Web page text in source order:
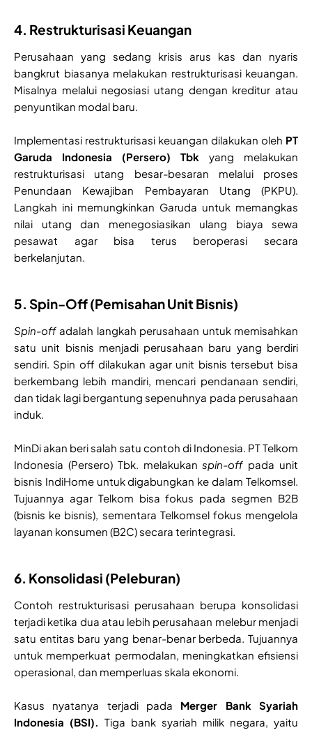
4. Restrukturisasi Keuangan
Perusahaan yang sedang krisis arus kas dan nyaris
bangkrut biasanya melakukan restrukturisasi keuangan.
Misalnya melalui negosiasi utang dengan kreditur atau
penyuntikan modal baru.
Implementasi restrukturisasi keuangan dilakukan oleh PT
Garuda Indonesia (Persero) Tbk yang melakukan
restrukturisasi utang besar-besaran melalui proses
Penundaan Kewajiban Pembayaran Utang (PKPU).
Langkah ini memungkinkan Garuda untuk memangkas
nilai utang dan menegosiasikan ulang biaya sewa
pesawat agar bisa terus beroperasi secara
berkelanjutan.
5. Spin-Off (Pemisahan Unit Bisnis)
Spin-off adalah langkah perusahaan untuk memisahkan
satu unit bisnis menjadi perusahaan baru yang berdiri
sendiri. Spin off dilakukan agar unit bisnis tersebut bisa
berkembang lebih mandiri, mencari pendanaan sendiri,
dan tidak lagi bergantung sepenuhnya pada perusahaan
induk.
MinDi akan beri salah satu contoh di Indonesia. PT Telkom
Indonesia (Persero) Tbk. melakukanspin-off pada unit
bisnis IndiHome untuk digabungkan ke dalam Telkomsel.
Tujuannya agar Telkom bisa fokus pada segmen B2B
(bisnis ke bisnis), sementara Telkomsel fokus mengelola
layanan konsumen (B2C) secara terintegrasi.
6. Konsolidasi (Peleburan)
Contoh restrukturisasi perusahaan berupa konsolidasi
terjadi ketika dua atau lebih perusahaan melebur menjadi
satu entitas baru yang benar-benar berbeda. Tujuannya
untuk memperkuat permodalan, meningkatkan efisiensi
operasional, dan memperluas skala ekonomi.
Kasus nyatanya terjadi pada Merger Bank Syariah
Indonesia (BSI). Tiga bank syariah milik negara, yaitu